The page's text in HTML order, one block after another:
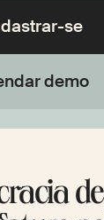
se
demo